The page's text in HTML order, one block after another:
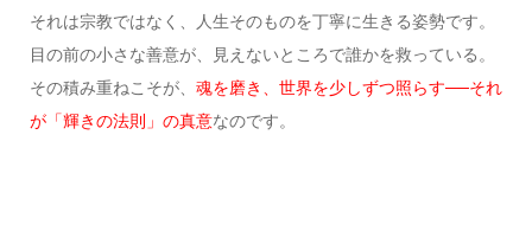
それは宗教ではなく、人生そのものを丁寧に生きる姿勢です。
目の前の小さな善意が、見えないところで誰かを救っている。
その積み重ねこそが、 魂を磨き、世界を少しずつ照らす──それ
が「輝きの法則」の真意なのです。